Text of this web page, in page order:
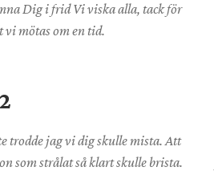
Dig i frid Vi viska alla, tack för
vi mötas om en tid.
trodde jag vi dig skulle mista. Att
som strålat så klart skulle brista.